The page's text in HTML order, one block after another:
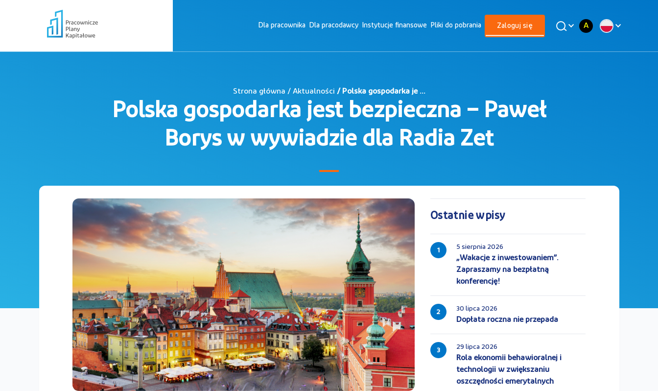
Dla pracownika Dla pracodawcy Instytucje finansowe Pliki do pobrania Zaloguj się A
Strona główna / Aktualności / Polska gospodarka je ...
Polska gospodarka jest bezpieczna – Paweł
Borys w wywiadzie dla Radia Zet
Ostatnie wpisy
1 5 sierpnia 2026
„Wakacje z inwestowaniem”.
Zapraszamy na bezpłatną
konferencję!
2 30 lipca 2026
Dopłata roczna nie przepada
3 29 lipca 2026
Rola ekonomii behawioralnej i
technologii w zwiększaniu
oszczędności emerytalnych